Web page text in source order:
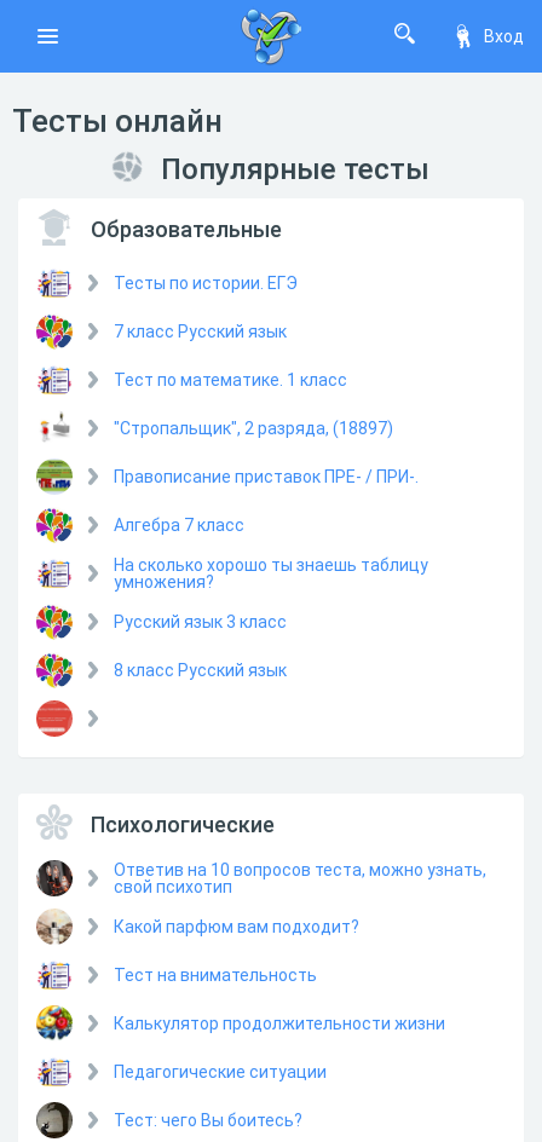
Вход
Тесты онлайн
Популярные тесты
Образовательные
Тесты по истории. ЕГЭ
7 класс Русский язык
Тест по математике. 1 класс
"Стропальщик", 2 разряда, (18897)
Правописание приставок ПРЕ- / ПРИ-.
Алгебра 7 класс
На сколько хорошо ты знаешь таблицу
умножения?
Русский язык 3 класс
8 класс Русский язык
Психологические
Ответив на 10 вопросов теста, можно узнать,
свой психотип
Какой парфюм вам подходит?
Тест на внимательность
Калькулятор продолжительности жизни
Педагогические ситуации
Тест: чего Вы боитесь?